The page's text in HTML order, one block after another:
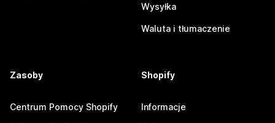
Wysyłka
Waluta i tłumaczenie
Zasoby
Centrum Pomocy Shopify
Shopify
Informacje